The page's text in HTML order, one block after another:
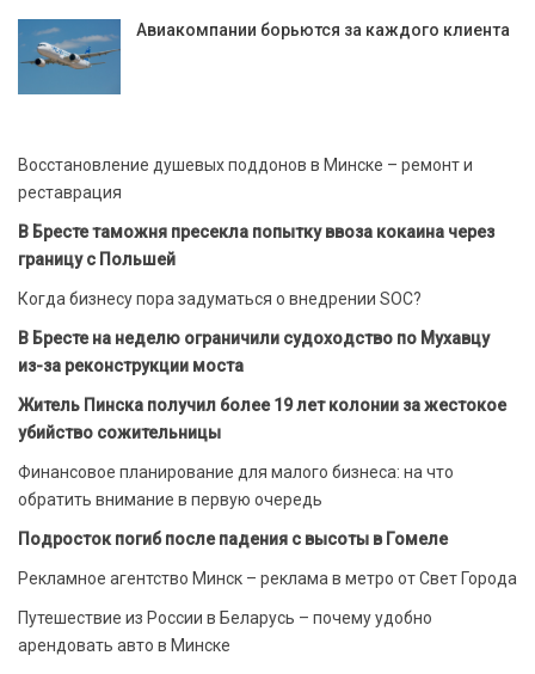
Авиакомпании борьются за каждого клиента
Восстановление душевых поддонов в Минске – ремонт и
реставрация
В Бресте таможня пресекла попытку ввоза кокаина через
границу с Польшей
Когда бизнесу пора задуматься о внедрении SOC?
В Бресте на неделю ограничили судоходство по Мухавцу
из-за реконструкции моста
Житель Пинска получил более 19 лет колонии за жестокое
убийство сожительницы
Финансовое планирование для малого бизнеса: на что
обратить внимание в первую очередь
Подросток погиб после падения с высоты в Гомеле
Рекламное агентство Минск – реклама в метро от Свет Города
Путешествие из России в Беларусь – почему удобно
арендовать авто в Минске